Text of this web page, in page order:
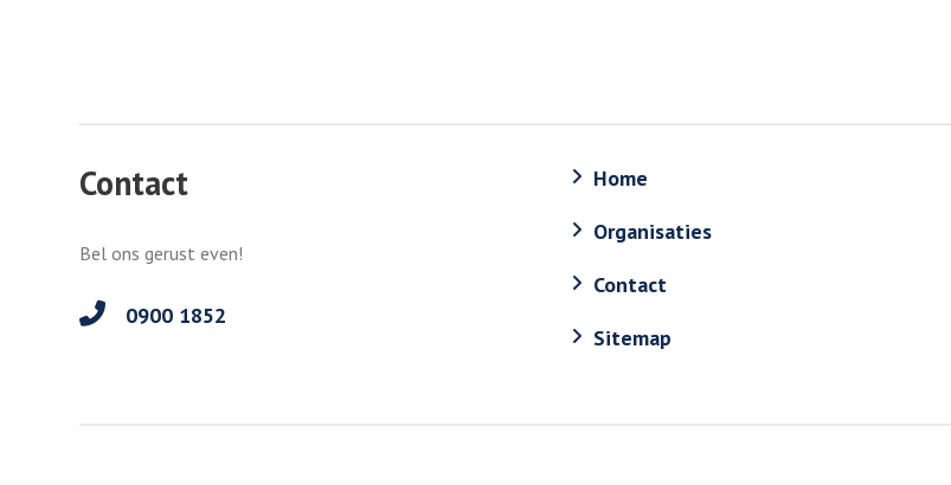
Contact
Bel ons gerust even!
0900 1852
Home
Organisaties
Contact
Sitemap